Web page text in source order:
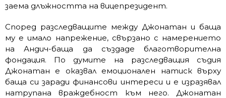
заема длъжността на вицепрезидент.
Според разследващите между Джонатан и баща
му е имало напрежение, свързано с намерението
на Андич-баща да създаде благотворителна
фондация. По думите на разследващия съдия
Джонатан е оказвал емоционален натиск върху
баща си заради финансови интереси и е изразявал
натрупана враждебност към него. Джонатан